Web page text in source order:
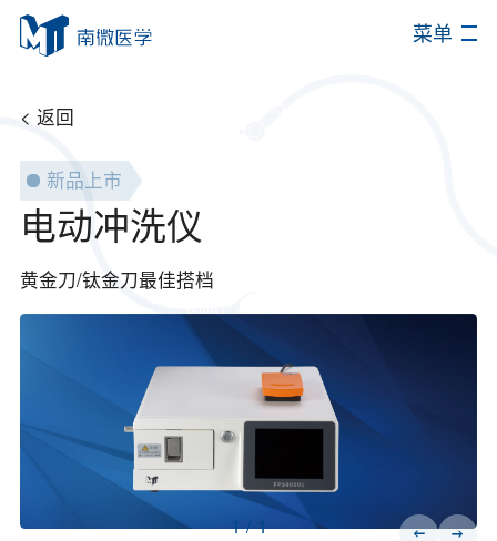
菜单
< 返回
新品上市
电动冲洗仪
黄金刀/钛金刀最佳搭档
1/1